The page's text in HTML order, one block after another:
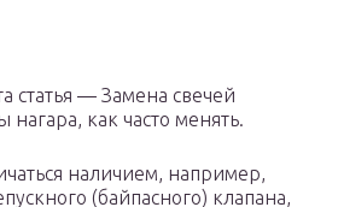
статья — Замена свечей
как часто менять.
наличием, например,
(байпасного) клапана,